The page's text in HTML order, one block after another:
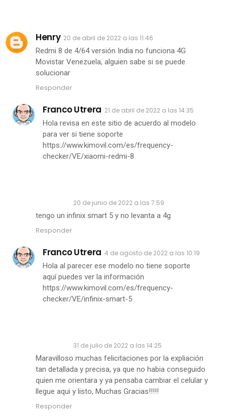
Henry 20 de abril de 2022 a las 11:46
Redmi 8 de 4/64 versión India no funciona 4G
Movistar Venezuela, alguien sabe si se puede
solucionar
Responder
Franco Utrera 21 de abril de 2022 a las 14:35
Hola revisa en este sitio de acuerdo al modelo
para ver si tiene soporte
https://www.kimovil.com/es/frequency-
checker/VE/xiaomi-redmi-8
20 de junio de 2022 a las 7:59
tengo un infinix smart 5 y no levanta a 4g
Responder
Franco Utrera 4 de agosto de 2022 a las 10:19
Hola al parecer ese modelo no tiene soporte
aquí puedes ver la información
https://www.kimovil.com/es/frequency-
checker/VE/infinix-smart-5
31 de julio de 2022 a las 14:25
Maravilloso muchas felicitaciones por la expliación
tan detallada y precisa, ya que no habia conseguido
quien me orientara y ya pensaba cambiar el celular y
llegue aqui y listo, Muchas Gracias!!!!!
Responder